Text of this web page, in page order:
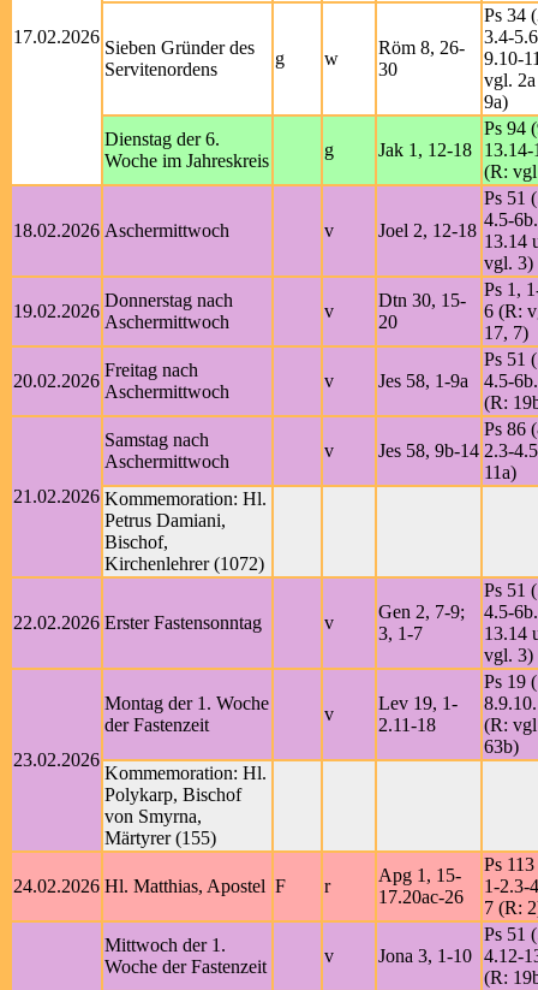
17.02.2026
Sieben Gründer des
Servitenordens
g w
Röm 8, 26-
30
Ps 34
3.4-
9.10-
vgl.
9a)
Dienstag der 6.
Woche im Jahreskreis
g Jak 1, 12-18
Ps 94
13.14-
(R:
18.02.2026 Aschermittwoch v Joel 2, 12-18
Ps 51
4.5-
13.14
vgl. 3)
19.02.2026
Donnerstag nach
Aschermittwoch
v
Dtn 30, 15-
20
Ps 1,
6 (R:
17, 7)
20.02.2026
Freitag nach
Aschermittwoch
v Jes 58, 1-9a
Ps 51
4.5-
(R:
21.02.2026
Samstag nach
Aschermittwoch
v Jes 58, 9b-14
Ps 86
2.3-
11a)
Kommemoration: Hl.
Petrus Damiani,
Bischof,
Kirchenlehrer (1072)
22.02.2026 Erster Fastensonntag v
Gen 2, 7-9;
3, 1-7
Ps 51
4.5-
13.14
vgl. 3)
23.02.2026
Montag der 1. Woche
der Fastenzeit
v
Lev 19, 1-
2.11-18
Ps 19
(R:
63b)
Kommemoration: Hl.
Polykarp, Bischof
von Smyrna,
Märtyrer (155)
24.02.2026 Hl. Matthias, Apostel F r
Apg 1, 15-
17.20ac-26
Ps
1-2.3-
7 (R:
Mittwoch der 1.
Woche der Fastenzeit
v Jona 3, 1-10
Ps 51
4.12-
(R: